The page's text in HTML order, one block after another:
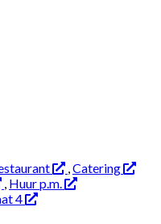
,Catering
, Huur p.m.
4